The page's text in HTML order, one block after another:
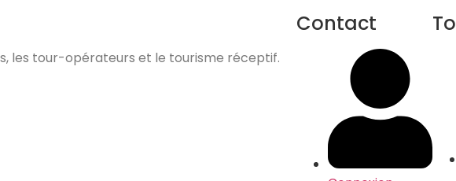
les tour-opérateurs et le tourisme réceptif.
Contact